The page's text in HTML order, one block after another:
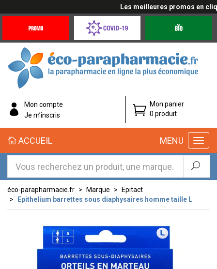
Les meilleures promos en
Offres
Coronavirus
éco-
parapharmacie.fr
éco-
parapharmacie.fr
Mon compte
Je m’inscris
Mon panier
0 produit
MENU
ACCUEIL
éco-parapharmacie.fr Marque
Epitact
Epithelium barrettes sous diaphysaires homme taille L